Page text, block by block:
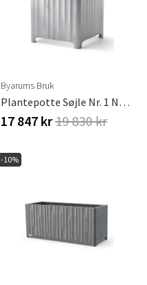
Byarums Bruk
Plantepotte Søjle Nr. 1 Naturlig
17 847 kr19 830 kr
-10%